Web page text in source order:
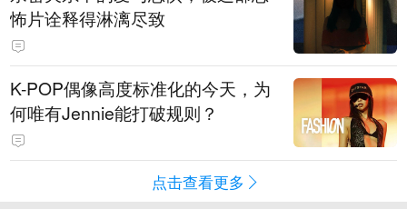
怖片诠释得淋漓尽致
K-POP偶像高度标准化的今天，为
何唯有Jennie能打破规则？
点击查看更多